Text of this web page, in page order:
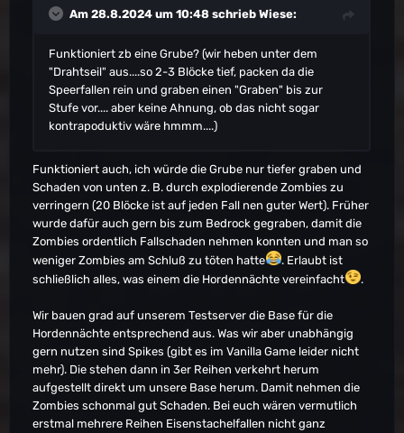
Am 28.8.2024 um 10:48 schrieb Wiese:
Funktioniert zb eine Grube? (wir heben unter dem
"Drahtseil" aus....so 2-3 Blöcke tief, packen da die
Speerfallen rein und graben einen "Graben" bis zur
Stufe vor.... aber keine Ahnung, ob das nicht sogar
kontrapoduktiv wäre hmmm....)
Funktioniert auch, ich würde die Grube nur tiefer graben und
Schaden von unten z. B. durch explodierende Zombies zu
verringern (20 Blöcke ist auf jeden Fall nen guter Wert). Früher
wurde dafür auch gern bis zum Bedrock gegraben, damit die
Zombies ordentlich Fallschaden nehmen konnten und man so
weniger Zombies am Schluß zu töten hatte
. Erlaubt ist
schließlich alles, was einem die Hordennächte vereinfacht
.
Wir bauen grad auf unserem Testserver die Base für die
Hordennächte entsprechend aus. Was wir aber unabhängig
gern nutzen sind Spikes (gibt es im Vanilla Game leider nicht
mehr). Die stehen dann in 3er Reihen verkehrt herum
aufgestellt direkt um unsere Base herum. Damit nehmen die
Zombies schonmal gut Schaden. Bei euch wären vermutlich
erstmal mehrere Reihen Eisenstachelfallen nicht ganz